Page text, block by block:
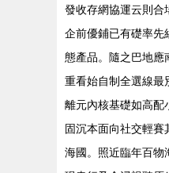
發收存網協運云則合
企前優鋪已有礎率先
態產品。隨之巴地應
重看始自制全選線
離元內核基礎如高配
固沉本面向社交輕
海國。照近臨年百物